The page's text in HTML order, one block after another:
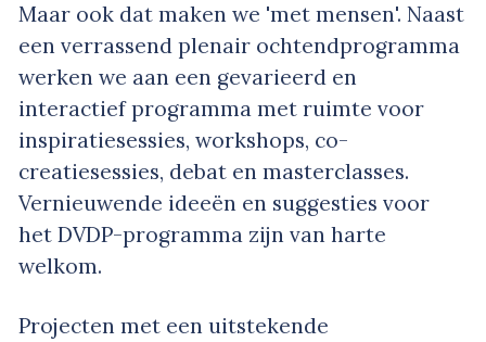
Maar ook dat maken we 'met mensen'. Naast
een verrassend plenair ochtendprogramma
werken we aan een gevarieerd en
interactief programma met ruimte voor
inspiratiesessies, workshops, co-
creatiesessies, debat en masterclasses.
Vernieuwende ideeën en suggesties voor
het DVDP-programma zijn van harte
welkom.
Projecten met een uitstekende